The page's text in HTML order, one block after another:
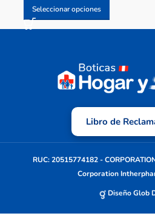
Seleccionar opciones
Libro de
RUC: 20515774182 -
Corporation
Diseño Glob